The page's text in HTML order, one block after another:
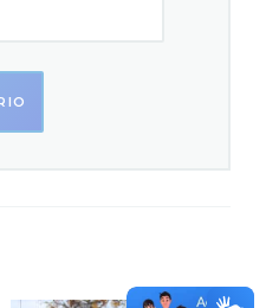
direta por parte dos
de Poesia Falada de